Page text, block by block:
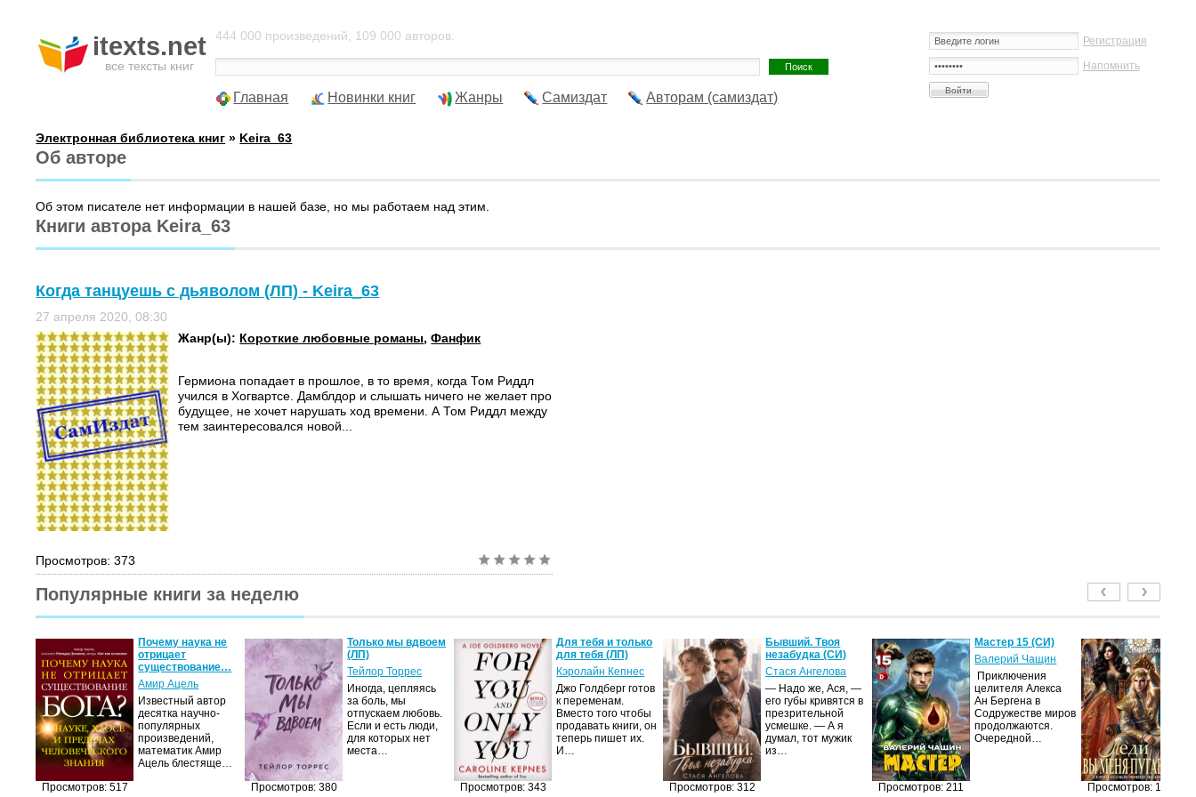
itexts.net
все тексты книг
Регистрация
Напомнить
444 000 произведений, 109 000 авторов.
Главная Новинки книг Жанры Самиздат Авторам (самиздат)
Электронная библиотека книг » Keira_63
Об авторе
Об этом писателе нет информации в нашей базе, но мы работаем над этим.
Книги автора Keira_63
Когда танцуешь с дьяволом (ЛП) - Keira_63
27 апреля 2020, 08:30
Жанр(ы): Короткие любовные романы,Фанфик
Гермиона попадает в прошлое, в то время, когда Том Риддл
учился в Хогвартсе. Дамблдор и слышать ничего не желает про
будущее, не хочет нарушать ход времени. А Том Риддл между
тем заинтересовался новой...
Просмотров: 373
Популярные книги за неделю
Просмотров: 517
Почему наука не
отрицает
существование…
Амир Ацель
Известный автор
десятка научно-
популярных
произведений,
математик Амир
Ацель блестяще…
Просмотров: 380
Только мы вдвоем
(ЛП)
Тейлор Торрес
Иногда, цепляясь
за боль, мы
отпускаем любовь.
Если и есть люди,
для которых нет
места…
Просмотров: 343
Для тебя и только
для тебя (ЛП)
Кэролайн Кепнес
Джо Голдберг готов
к переменам.
Вместо того чтобы
продавать книги, он
теперь пишет их.
И…
Просмотров: 312
Бывший. Твоя
незабудка (СИ)
Стася Ангелова
— Надо же, Ася, —
его губы кривятся в
презрительной
усмешке. — А я
думал, тот мужик
из…
Просмотров: 211
Мастер 15 (СИ)
Валерий Чащин
Приключения
целителя Алекса
Ан Бергена в
Содружестве миров
продолжаются.
Очередной…
Просмотров: 191